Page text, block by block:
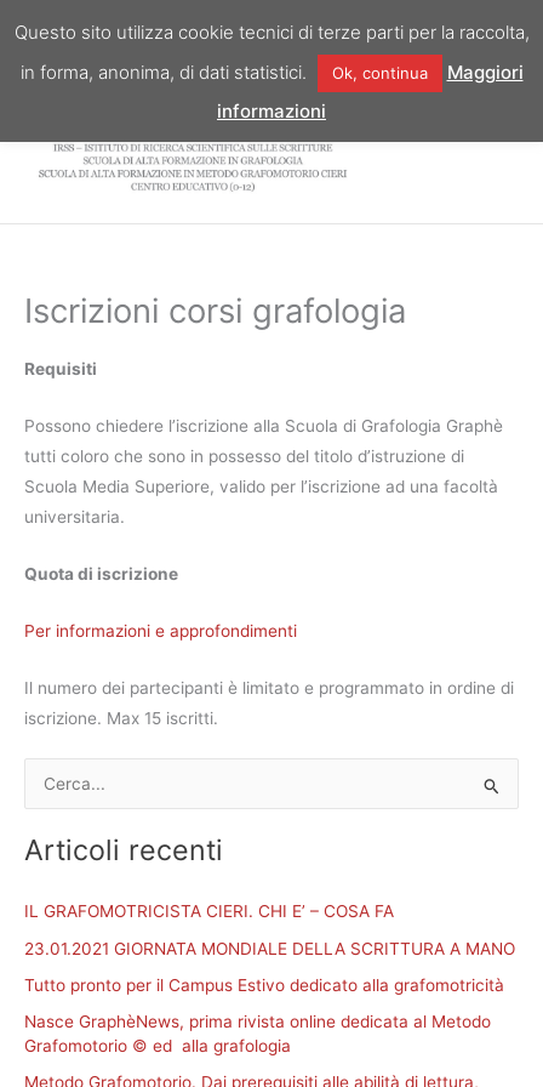
contenuto
Iscrizioni corsi grafologia
Requisiti
Possono chiedere l’iscrizione alla Scuola di Grafologia Graphè
tutti coloro che sono in possesso del titolo d’istruzione di
Scuola Media Superiore, valido per l’iscrizione ad una facoltà
universitaria.
Quota di iscrizione
Per informazioni e approfondimenti
Il numero dei partecipanti è limitato e programmato in ordine di
iscrizione. Max 15 iscritti.
r
a
:
Articoli recenti
IL GRAFOMOTRICISTA CIERI. CHI E’ – COSA FA
23.01.2021 GIORNATA MONDIALE DELLA SCRITTURA A MANO
Tutto pronto per il Campus Estivo dedicato alla grafomotricità
Nasce GraphèNews, prima rivista online dedicata al Metodo
Grafomotorio © ed alla grafologia
Metodo Grafomotorio. Dai prerequisiti alle abilità di lettura,
Questo sito utilizza cookie tecnici di terze parti per la raccolta,
in forma, anonima, di dati statistici.
Ok, continua
Maggiori
informazioni